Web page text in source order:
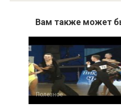
Вам также может
Полезное